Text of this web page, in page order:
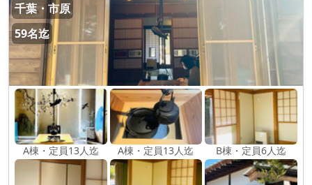
千葉・市原
59名迄
A棟・定員13人迄 A棟・定員13人迄 B棟・定員6人迄